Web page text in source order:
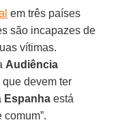
em três países
são incapazes de
vítimas.
Audiência
devem ter
Espanha está